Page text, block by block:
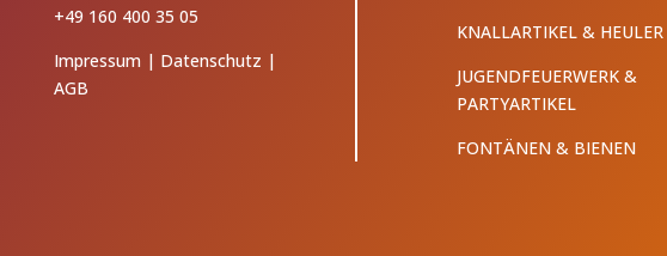
+49 160 400 35 05
Impressum | Datenschutz |
AGB
KNALLARTIKEL & HEULER
JUGENDFEUERWERK &
PARTYARTIKEL
FONTÄNEN & BIENEN